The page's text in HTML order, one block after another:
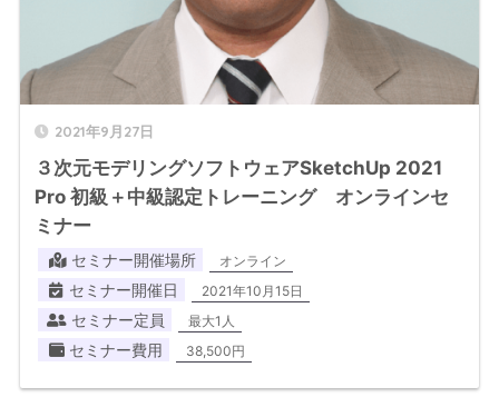
2021年9月27日
３次元モデリングソフトウェアSketchUp 2021
Pro 初級＋中級認定トレーニング オンラインセ
ミナー
セミナー開催場所 オンライン
セミナー開催日 2021年10月15日
セミナー定員 最大1人
セミナー費用 38,500円